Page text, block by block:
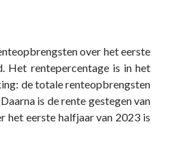
over het eerste
Het rentepercentage is in het
de totale renteopbrengsten
is de rente gestegen van
het eerste halfjaar van 2023 is